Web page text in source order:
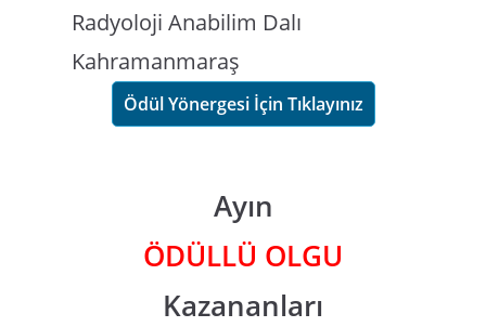
Radyoloji Anabilim Dalı
Kahramanmaraş
Ödül Yönergesi İçin Tıklayınız
Ayın
ÖDÜLLÜ OLGU
Kazananları